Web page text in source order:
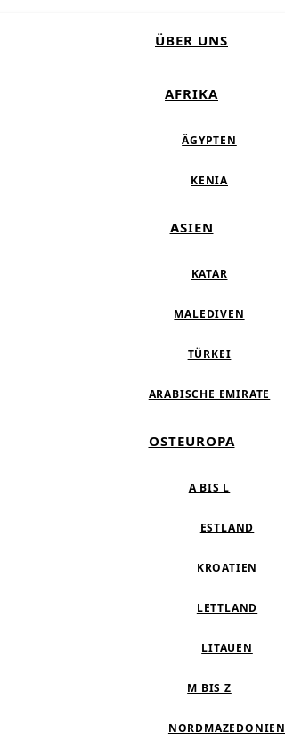
ÜBER UNS
AFRIKA
ÄGYPTEN
KENIA
ASIEN
KATAR
MALEDIVEN
TÜRKEI
ARABISCHE EMIRATE
OSTEUROPA
A BIS L
ESTLAND
KROATIEN
LETTLAND
LITAUEN
M BIS Z
NORDMAZEDONIEN